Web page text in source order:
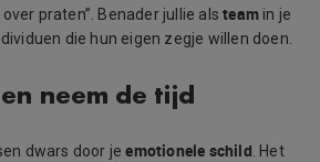
praten”. Benader jullie alsteam in je
die hun eigen zegje willen doen.
neem de tijd
dwars door jeemotionele schild . Het